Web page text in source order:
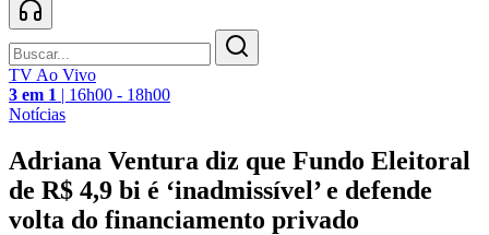
TV Ao Vivo
3 em 1 | 16h00 - 18h00
Notícias
Adriana Ventura diz que Fundo Eleitoral
de R$ 4,9 bi é ‘inadmissível’ e defende
volta do financiamento privado